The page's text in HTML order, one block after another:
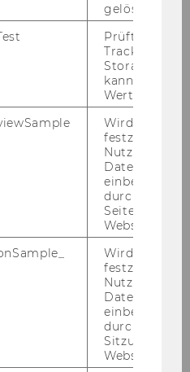
die In­for­ma­
in Ihrem
​Plätze stand
mög­lich/ Die Plät­ze
Stu­di­en­plä­ne
gelöscht.
Prüft, ob der
Tracking
Storage
kann. Wenn
Wert von 1
Wird gesetzt,
festzustellen,
Nutzer in die
einbezogen
durch das
Website
Wird gesetzt,
festzustellen,
Nutzer in die
einbezogen
durch das
Sitzungslimit
Website